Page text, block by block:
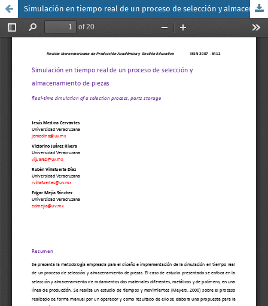
Simulación en tiempo real de un proceso de selección y almacenamiento de piezas